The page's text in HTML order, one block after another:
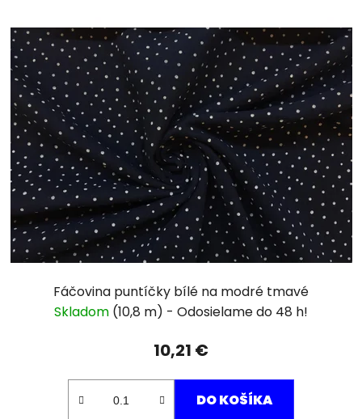
Fáčovina puntíčky bílé na modré tmavé
Skladom (10,8 m)
10,21 €
DO KOŠÍKA